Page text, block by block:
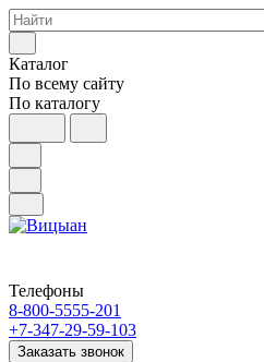
Каталог
По всему сайту
По каталогу
Телефоны
8-800-5555-201
+7-347-29-59-103
Заказать звонок